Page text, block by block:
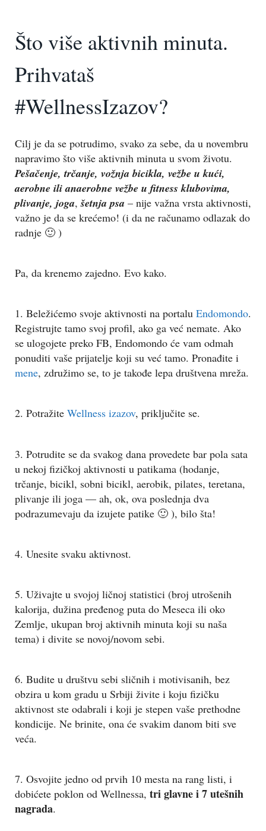
Što više aktivnih minuta.
Prihvataš
#WellnessIzazov?
Cilj je da se potrudimo, svako za sebe, da u novembru
napravimo što više aktivnih minuta u svom životu.
Pešačenje, trčanje, vožnja bicikla, vežbe u kući,
aerobne ili anaerobne vežbe u fitness klubovima,
plivanje, joga,šetnja psa – nije važna vrsta aktivnosti,
važno je da se krećemo! (i da ne računamo odlazak do
radnje 🙂 )
Pa, da krenemo zajedno. Evo kako.
1. Beležićemo svoje aktivnosti na portalu Endomondo.
Registrujte tamo svoj profil, ako ga već nemate. Ako
se ulogojete preko FB, Endomondo će vam odmah
ponuditi vaše prijatelje koji su već tamo. Pronađite i
mene, združimo se, to je takođe lepa društvena mreža.
2. Potražite Wellness izazov, priključite se.
3. Potrudite se da svakog dana provedete bar pola sata
u nekoj fizičkoj aktivnosti u patikama (hodanje,
trčanje, bicikl, sobni bicikl, aerobik, pilates, teretana,
plivanje ili joga — ah, ok, ova poslednja dva
podrazumevaju da izujete patike 🙂 ), bilo šta!
4. Unesite svaku aktivnost.
5. Uživajte u svojoj ličnoj statistici (broj utrošenih
kalorija, dužina pređenog puta do Meseca ili oko
Zemlje, ukupan broj aktivnih minuta koji su naša
tema) i divite se novoj/novom sebi.
6. Budite u društvu sebi sličnih i motivisanih, bez
obzira u kom gradu u Srbiji živite i koju fizičku
aktivnost ste odabrali i koji je stepen vaše prethodne
kondicije. Ne brinite, ona će svakim danom biti sve
veća.
7. Osvojite jedno od prvih 10 mesta na rang listi, i
dobićete poklon od Wellnessa, tri glavne i 7 utešnih
nagrada.